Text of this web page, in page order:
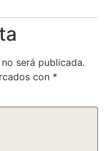
será publicada.
con *